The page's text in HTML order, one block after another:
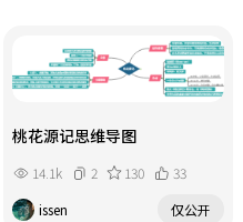
桃花源记思维导图
14.1k 2 130
33
issen
仅公开